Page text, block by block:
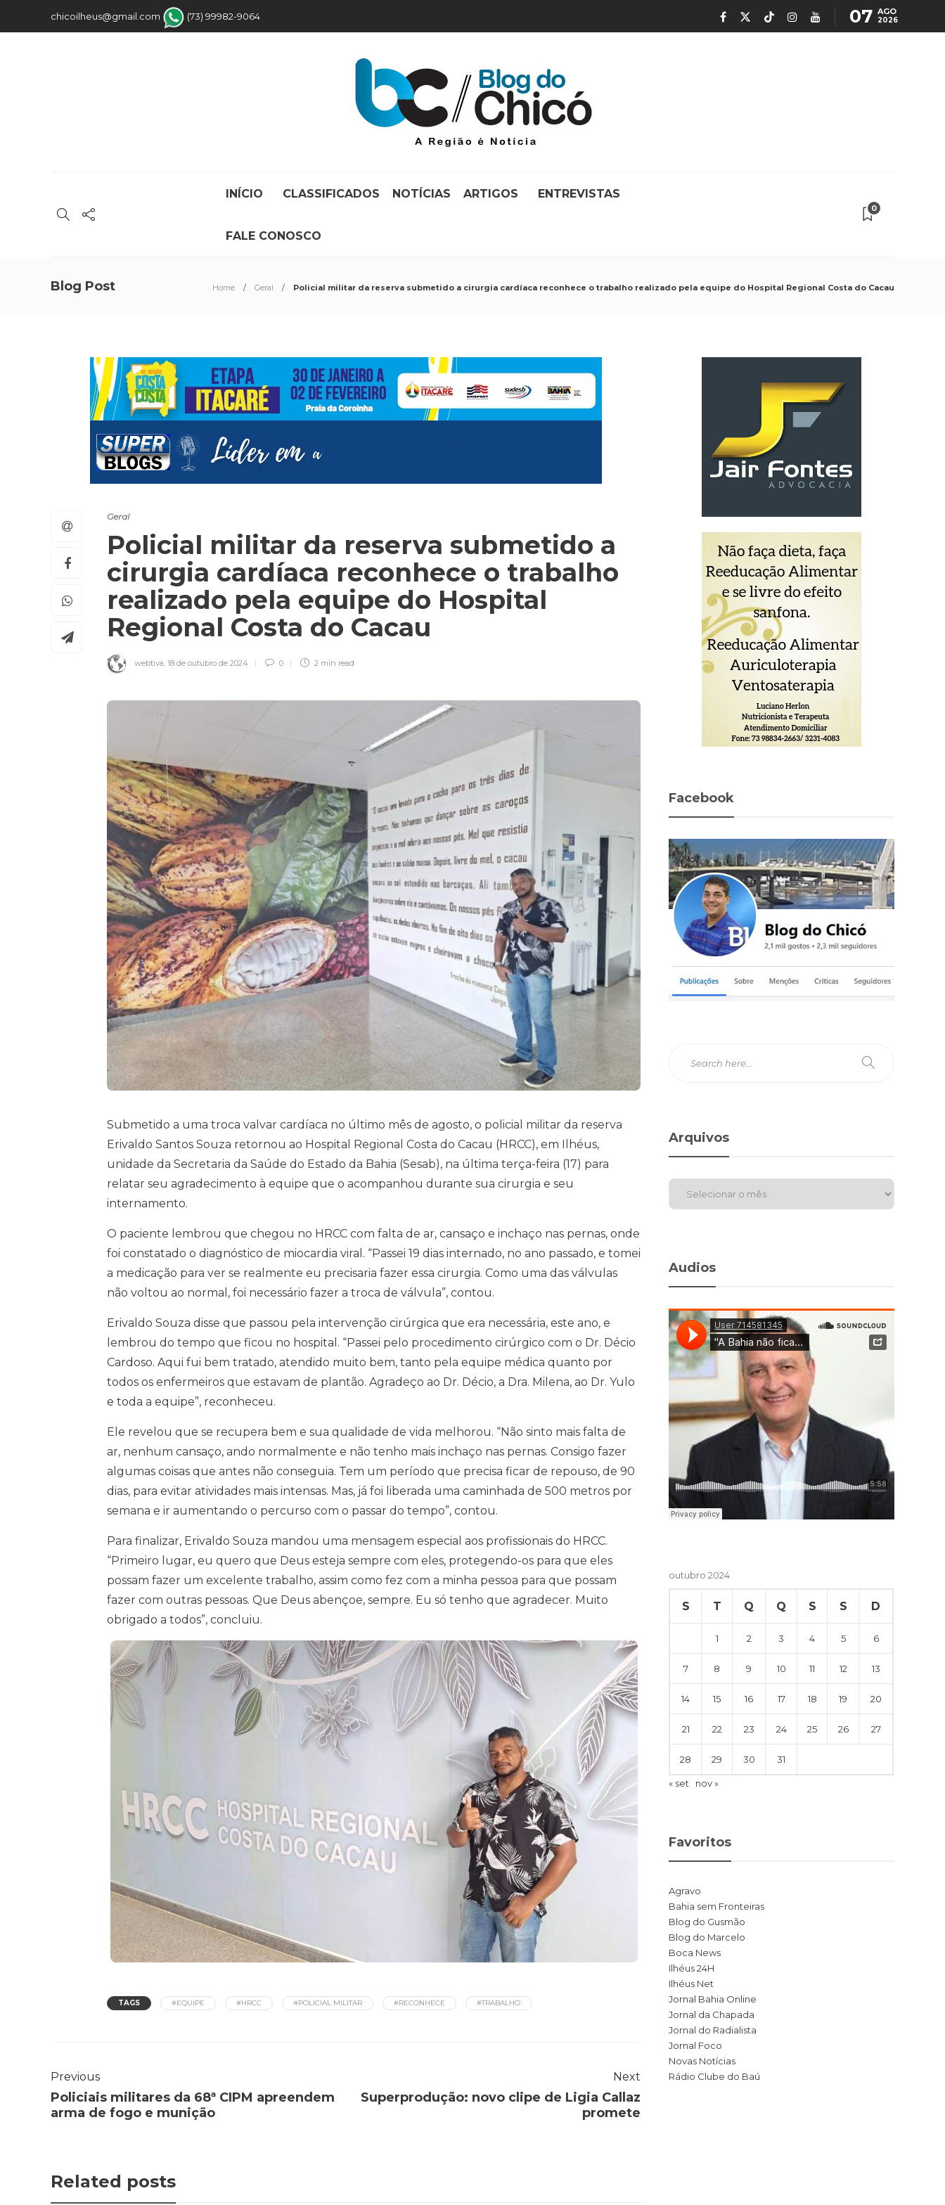
chicoilheus@gmail.com (73) 99982-9064 07 AGO
2026
INÍCIO CLASSIFICADOS NOTÍCIAS ARTIGOS ENTREVISTAS
FALE CONOSCO
0
Blog Post Home Geral Policial militar da reserva submetido a cirurgia cardíaca reconhece o trabalho realizado pela equipe do Hospital Regional Costa do Cacau
Geral
Policial militar da reserva submetido a
cirurgia cardíaca reconhece o trabalho
realizado pela equipe do Hospital
Regional Costa do Cacau
webtiva, 18 de outubro de 2024 0 2 min read
Submetido a uma troca valvar cardíaca no último mês de agosto, o policial militar da reserva
Erivaldo Santos Souza retornou ao Hospital Regional Costa do Cacau (HRCC), em Ilhéus,
unidade da Secretaria da Saúde do Estado da Bahia (Sesab), na última terça-feira (17) para
relatar seu agradecimento à equipe que o acompanhou durante sua cirurgia e seu
internamento.
O paciente lembrou que chegou no HRCC com falta de ar, cansaço e inchaço nas pernas, onde
foi constatado o diagnóstico de miocardia viral. “Passei 19 dias internado, no ano passado, e tomei
a medicação para ver se realmente eu precisaria fazer essa cirurgia. Como uma das válvulas
não voltou ao normal, foi necessário fazer a troca de válvula”, contou.
Erivaldo Souza disse que passou pela intervenção cirúrgica que era necessária, este ano, e
lembrou do tempo que ficou no hospital. “Passei pelo procedimento cirúrgico com o Dr. Décio
Cardoso. Aqui fui bem tratado, atendido muito bem, tanto pela equipe médica quanto por
todos os enfermeiros que estavam de plantão. Agradeço ao Dr. Décio, a Dra. Milena, ao Dr. Yulo
e toda a equipe”, reconheceu.
Ele revelou que se recupera bem e sua qualidade de vida melhorou. “Não sinto mais falta de
ar, nenhum cansaço, ando normalmente e não tenho mais inchaço nas pernas. Consigo fazer
algumas coisas que antes não conseguia. Tem um período que precisa ficar de repouso, de 90
dias, para evitar atividades mais intensas. Mas, já foi liberada uma caminhada de 500 metros por
semana e ir aumentando o percurso com o passar do tempo”, contou.
Para finalizar, Erivaldo Souza mandou uma mensagem especial aos profissionais do HRCC.
“Primeiro lugar, eu quero que Deus esteja sempre com eles, protegendo-os para que eles
possam fazer um excelente trabalho, assim como fez com a minha pessoa para que possam
fazer com outras pessoas. Que Deus abençoe, sempre. Eu só tenho que agradecer. Muito
obrigado a todos”, concluiu.
TAGS #EQUIPE #HRCC #POLICIAL MILITAR #RECONHECE #TRABALHO
Previous
Policiais militares da 68ª CIPM apreendem
arma de fogo e munição
Next
Superprodução: novo clipe de Ligia Callaz
promete
Related posts
Facebook
Arquivos
Audios
outubro 2024
S T Q Q S S D
1 2 3 4 5 6
7 8 9 10 11 12 13
14 15 16 17 18 19 20
21 22 23 24 25 26 27
28 29 30 31
« set nov »
Favoritos
Agravo
Bahia sem Fronteiras
Blog do Gusmão
Blog do Marcelo
Boca News
Ilhéus 24H
Ilhéus Net
Jornal Bahia Online
Jornal da Chapada
Jornal do Radialista
Jornal Foco
Novas Notícias
Rádio Clube do Baú